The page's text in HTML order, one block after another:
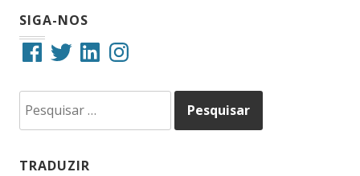
SIGA-NOS
FacebookTwitterLinkedInInstagram
por:
TRADUZIR